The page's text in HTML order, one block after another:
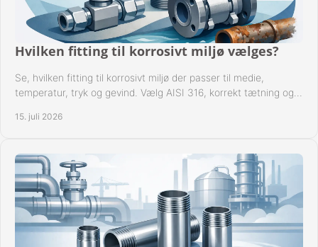
Hvilken fitting til korrosivt miljø vælges?
Se, hvilken fitting til korrosivt miljø der passer til medie,
temperatur, tryk og gevind. Vælg AISI 316, korrekt tætning og
15. juli 2026